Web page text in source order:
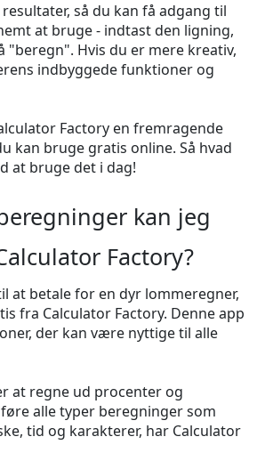
så du kan få adgang til
at bruge - indtast den ligning,
"beregn". Hvis du er mere kreativ,
indbyggede funktioner og
Factory en fremragende
kan bruge gratis online. Så hvad
at bruge det i dag!
kan jeg
Factory?
at betale for en dyr lommeregner,
fra Calculator Factory. Denne app
der kan være nyttige til alle
at regne ud procenter og
alle typer beregninger som
tid og karakterer, har Calculator